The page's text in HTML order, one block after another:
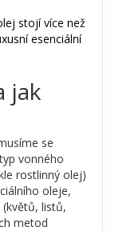
stojí více než
esenciální
jak
se
vonného
rostlinný olej)
oleje,
listů,
metod